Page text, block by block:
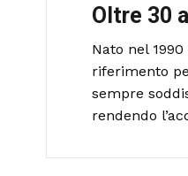
Oltre 30
Nato nel
riferimento
sempre
rendendo